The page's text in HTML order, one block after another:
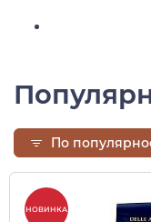
По
НОВИНКА